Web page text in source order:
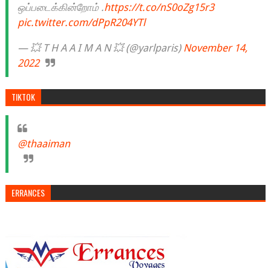
ஒப்படைக்கின்றோம் .https://t.co/nS0oZg15r3
pic.twitter.com/dPpR204YTl
— 💥 T H A A I M A N 💥 (@yarlparis) November 14,
2022
TIKTOK
@thaaiman
ERRANCES